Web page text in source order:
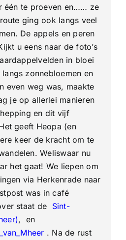
één te proeven en…… ze
ging ook langs veel
De appels en peren
u eens naar de foto’s
in bloei
zonnebloemen en
even weg was, maakte
je op allerlei manieren
en dit vijf
geeft Heopa (en
keer de kracht om te
Weliswaar nu
het gaat! We liepen om
via Herkenrade naar
was in café
staat de Sint-
, en
. Na de rust